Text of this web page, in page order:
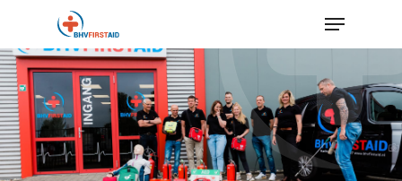
main
content
Menu